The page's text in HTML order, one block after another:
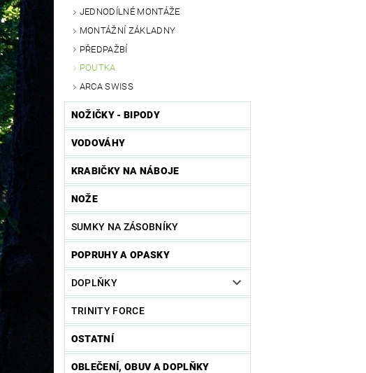
JEDNODÍLNÉ MONTÁŽE
MONTÁŽNÍ ZÁKLADNY
PŘEDPAŽBÍ
POUTKA
ARCA SWISS
NOŽIČKY - BIPODY
VODOVÁHY
KRABIČKY NA NÁBOJE
NOŽE
SUMKY NA ZÁSOBNÍKY
POPRUHY A OPASKY
DOPLŇKY
TRINITY FORCE
OSTATNÍ
OBLEČENÍ, OBUV A DOPLŇKY